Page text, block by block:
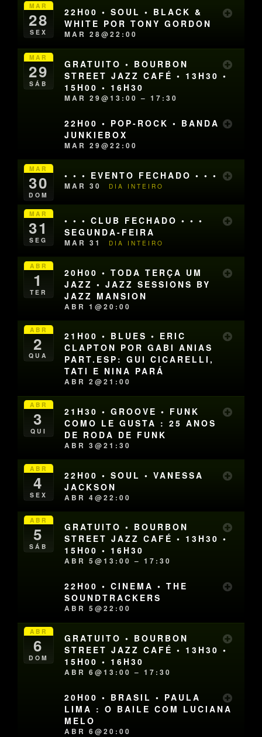
MAR
28
SEX
22H00 • SOUL • BLACK &
WHITE POR TONY GORDON
MAR 28@22:00
MAR
29
SÁB
GRATUITO • BOURBON
STREET JAZZ CAFÉ • 13H30 •
15H00 • 16H30
MAR 29@13:00 – 17:30
22H00 • POP-ROCK • BANDA
JUNKIEBOX
MAR 29@22:00
MAR
30
DOM
• • • EVENTO FECHADO • • •
MAR 30 DIA INTEIRO
MAR
31
SEG
• • • CLUB FECHADO • • •
SEGUNDA-FEIRA
MAR 31 DIA INTEIRO
ABR
1
TER
20H00 • TODA TERÇA UM
JAZZ • JAZZ SESSIONS BY
JAZZ MANSION
ABR 1@20:00
ABR
2
QUA
21H00 • BLUES • ERIC
CLAPTON POR GABI ANIAS
PART.ESP: GUI CICARELLI,
TATI E NINA PARÁ
ABR 2@21:00
ABR
3
QUI
21H30 • GROOVE • FUNK
COMO LE GUSTA : 25 ANOS
DE RODA DE FUNK
ABR 3@21:30
ABR
4
SEX
22H00 • SOUL • VANESSA
JACKSON
ABR 4@22:00
ABR
5
SÁB
GRATUITO • BOURBON
STREET JAZZ CAFÉ • 13H30 •
15H00 • 16H30
ABR 5@13:00 – 17:30
22H00 • CINEMA • THE
SOUNDTRACKERS
ABR 5@22:00
ABR
6
DOM
GRATUITO • BOURBON
STREET JAZZ CAFÉ • 13H30 •
15H00 • 16H30
ABR 6@13:00 – 17:30
20H00 • BRASIL • PAULA
LIMA : O BAILE COM LUCIANA
MELO
ABR 6@20:00